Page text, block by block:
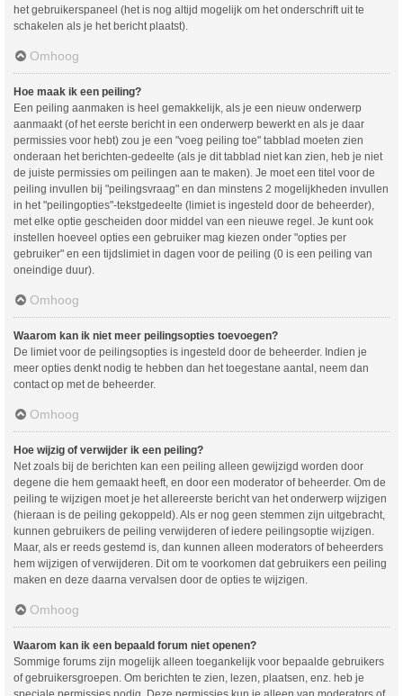
het gebruikerspaneel (het is nog altijd mogelijk om het onderschrift uit te
schakelen als je het bericht plaatst).
Omhoog
Hoe maak ik een peiling?
Een peiling aanmaken is heel gemakkelijk, als je een nieuw onderwerp
aanmaakt (of het eerste bericht in een onderwerp bewerkt en als je daar
permissies voor hebt) zou je een "voeg peiling toe" tabblad moeten zien
onderaan het berichten-gedeelte (als je dit tabblad niet kan zien, heb je niet
de juiste permissies om peilingen aan te maken). Je moet een titel voor de
peiling invullen bij "peilingsvraag" en dan minstens 2 mogelijkheden invullen
in het "peilingopties"-tekstgedeelte (limiet is ingesteld door de beheerder),
met elke optie gescheiden door middel van een nieuwe regel. Je kunt ook
instellen hoeveel opties een gebruiker mag kiezen onder "opties per
gebruiker" en een tijdslimiet in dagen voor de peiling (0 is een peiling van
oneindige duur).
Omhoog
Waarom kan ik niet meer peilingsopties toevoegen?
De limiet voor de peilingsopties is ingesteld door de beheerder. Indien je
meer opties denkt nodig te hebben dan het toegestane aantal, neem dan
contact op met de beheerder.
Omhoog
Hoe wijzig of verwijder ik een peiling?
Net zoals bij de berichten kan een peiling alleen gewijzigd worden door
degene die hem gemaakt heeft, en door een moderator of beheerder. Om de
peiling te wijzigen moet je het allereerste bericht van het onderwerp wijzigen
(hieraan is de peiling gekoppeld). Als er nog geen stemmen zijn uitgebracht,
kunnen gebruikers de peiling verwijderen of iedere peilingsoptie wijzigen.
Maar, als er reeds gestemd is, dan kunnen alleen moderators of beheerders
hem wijzigen of verwijderen. Dit om te voorkomen dat gebruikers een peiling
maken en deze daarna vervalsen door de opties te wijzigen.
Omhoog
Waarom kan ik een bepaald forum niet openen?
Sommige forums zijn mogelijk alleen toegankelijk voor bepaalde gebruikers
of gebruikersgroepen. Om berichten te zien, lezen, plaatsen, enz. heb je